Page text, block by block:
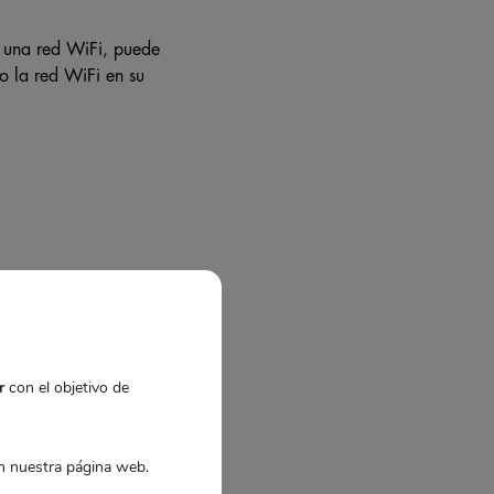
una red WiFi, puede
la red WiFi en su
con el objetivo de
nuestra página web.